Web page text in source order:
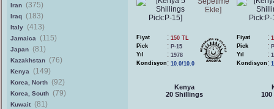
Iran (375)
Iraq (183)
Italy (413)
Jamaica (115)
Japan (81)
Kazakhstan (76)
Kenya (149)
Korea, North (92)
Korea, South (79)
Kuwait (81)
Fiyat : 150 TL
Pick
: P-15
Yıl
: 1978
Kondisyon : 10.0/10.0
Fiyat :
Pick
:
Yıl
:
Kondisyon :
Kenya
20 Shillings